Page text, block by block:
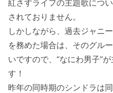
紅さすライフの主題歌につ
されておりません。
しかしながら、過去ジャニ
を務めた場合は、そのグル
いですので、“なにわ男子”
す！
昨年の同時期のシンドラは